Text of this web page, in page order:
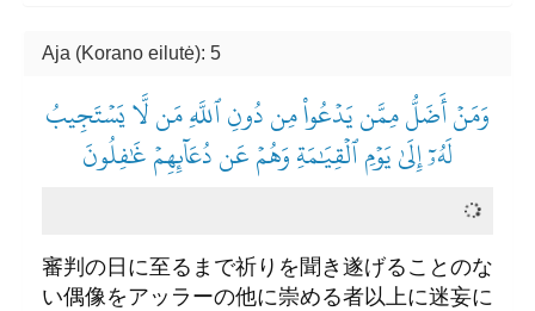
Aja (Korano eilutė): 5
وَمَنۡ أَضَلُّ مِمَّن يَدۡعُواْ مِن دُونِ ٱللَّهِ مَن لَّا يَسۡتَجِيبُ
لَهُۥٓ إِلَىٰ يَوۡمِ ٱلۡقِيَٰمَةِ وَهُمۡ عَن دُعَآئِهِمۡ غَٰفِلُونَ
審判の日に至るまで祈りを聞き遂げることのな
い偶像をアッラーの他に崇める者以上に迷妄に